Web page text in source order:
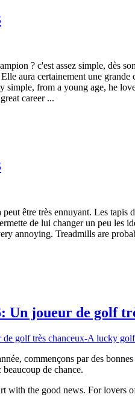
? c'est assez simple, dès
aura certainement une grande
simple, from a young age, he
career ...
être très ennuyant. Les
de lui changer un peu les
annoying. Treadmills are
Un joueur de golf
commençons par des
de chance.
with the good news. For lovers